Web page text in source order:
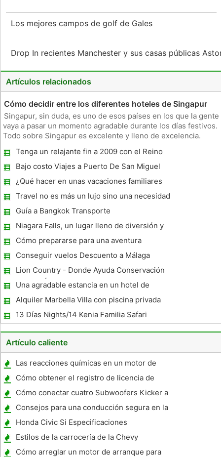
Los mejores campos de golf de Gales
Drop In recientes Manchester y sus casas públicas
Artículos relacionados
Cómo decidir entre los diferentes hoteles de Singapur
Singapur, sin duda, es uno de esos países en los que la gente
vaya a pasar un momento agradable durante los días festivos.
Todo sobre Singapur es excelente y lleno de excelencia.
atracciones o adaptaciones, ya que todo es por el bien de la f
Tenga un relajante fin a 2009 con el Reino
Unido Vacaciones en familia
Bajo costo Viajes a Puerto De San Miguel
Entregar Diversión para todas las edades
¿Qué hacer en unas vacaciones familiares
Travel no es más un lujo sino una necesidad
para nosotros!
Guía a Bangkok Transporte
Niagara Falls, un lugar lleno de diversión y
entretenimiento
Cómo prepararse para una aventura
Trekking
Conseguir vuelos Descuento a Málaga
Lion Country - Donde Ayuda Conservación
león en África
Una agradable estancia en un hotel de
Amsterdam
Alquiler Marbella Villa con piscina privada
13 Días Nights/14 Kenia Familia Safari
Artículo caliente
Las reacciones químicas en un motor de
combustión
Cómo obtener el registro de licencia de
conducir de DMV
Cómo conectar cuatro Subwoofers Kicker a
un Amp
Consejos para una conducción segura en la
lluvia
Honda Civic Si Especificaciones
Estilos de la carrocería de la Chevy
Corsicas
Cómo arreglar un motor de arranque para